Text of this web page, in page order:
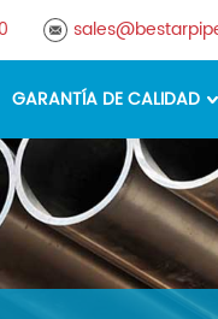
GARANTÍA DE CALIDAD